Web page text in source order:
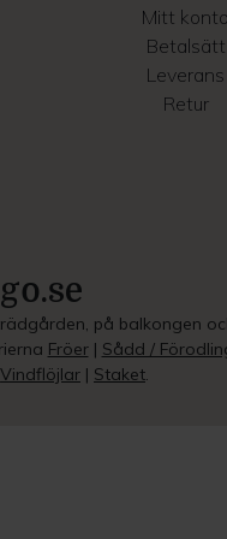
Mitt
Betalsätt
Leverans
Retur
på balkongen
Fröer| Sådd /
Vindflöjlar | Staket.